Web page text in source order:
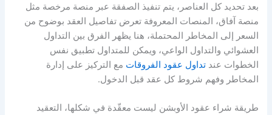
بعد تحديد كل العناصر، يتم تنفيذ الصفقة عبر منصة مرخصة مثل
منصة آفاق،المنصات المعروفة تعرض تفاصيل العقد بوضوح من
السعر إلى المخاطر المحتملة، هنا يظهر الفرق بين التداول
العشوائي والتداول الواعي، ويمكن للمتداول تطبيق نفس
الخطوات عند تداول عقود الفروقاتمع التركيز على إدارة
المخاطر وفهم شروط كل عقد قبل الدخول.
طريقة شراء عقود الأوبشنليست معقّدة في شكلها، التعقيد